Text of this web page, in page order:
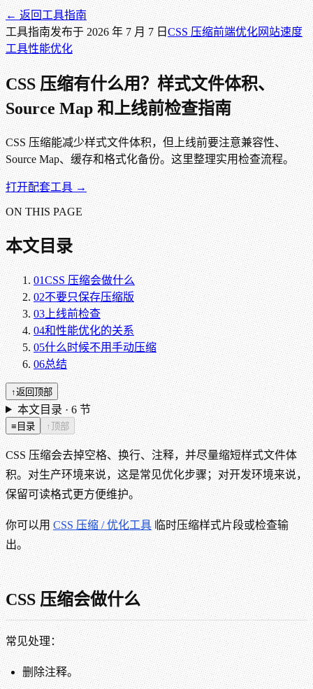
← 返回工具指南
工具指南发布于2026 年 7 月 7 日CSS 压缩前端优化网站速度
工具性能优化
CSS 压缩有什么用？样式文件体积、
Source Map 和上线前检查指南
CSS 压缩能减少样式文件体积，但上线前要注意兼容性、
Source Map、缓存和格式化备份。这里整理实用检查流程。
打开配套工具 →
ON THIS PAGE
本文目录
01CSS 压缩会做什么
02不要只保存压缩版
03上线前检查
04和性能优化的关系
05什么时候不用手动压缩
06总结
↑返回顶部
本文目录 ·6节
≡ 目录 ↑顶部
CSS 压缩会去掉空格、换行、注释，并尽量缩短样式文件体
积。对生产环境来说，这是常见优化步骤；对开发环境来说，
保留可读格式更方便维护。
你可以用CSS 压缩 / 优化工具临时压缩样式片段或检查输
出。
CSS 压缩会做什么
常见处理：
删除注释。